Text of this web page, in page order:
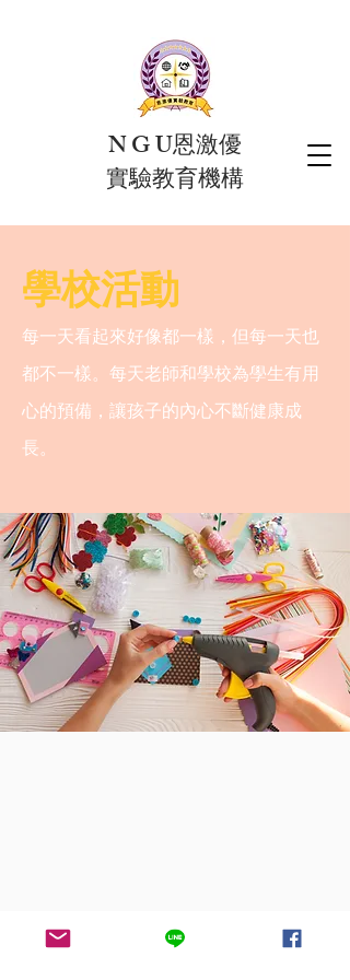
N G U恩激優
實驗教育機構
​學校活動
每一天看起來好像都一樣，但每一天也
都不一樣。每天老師和學校為學生有用
心的預備，讓孩子的內心不斷健康成
長。